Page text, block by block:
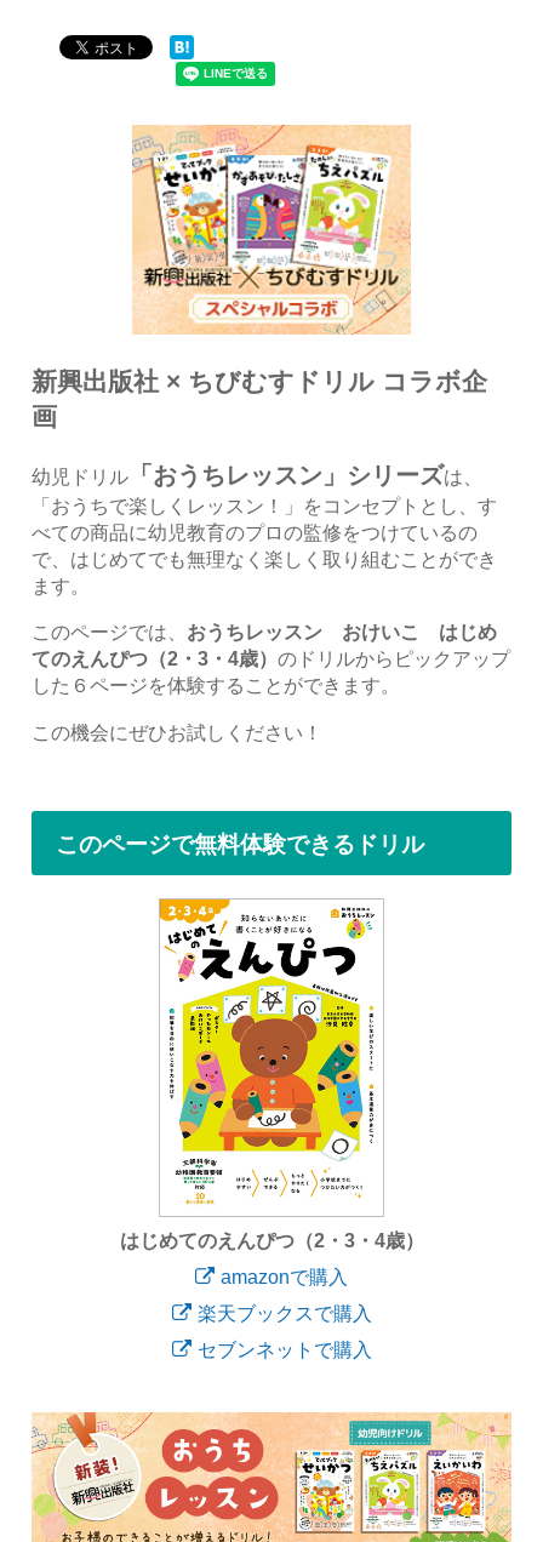
新興出版社 × ちびむすドリル コラボ企
画
幼児ドリル 「おうちレッスン」シリーズは、
「おうちで楽しくレッスン！」をコンセプトとし、す
べての商品に幼児教育のプロの監修をつけているの
で、はじめてでも無理なく楽しく取り組むことができ
ます。
このページでは、 おうちレッスン おけいこ はじめ
てのえんぴつ（2・3・4歳）のドリルからピックアップ
した６ページを体験することができます。
この機会にぜひお試しください！
このページで無料体験できるドリル
はじめてのえんぴつ（2・3・4歳）
amazonで購入
楽天ブックスで購入
セブンネットで購入